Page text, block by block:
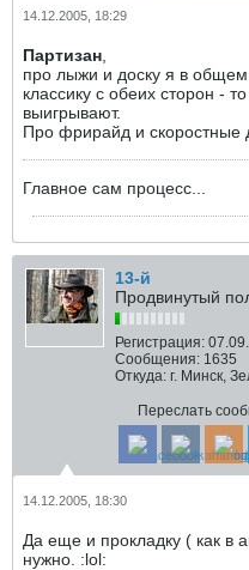
14.12.2005, 18:29
Партизан
про лыжи и доску я в
классику с обеих сторон -
выигрывают.
Про фрирайд и скоростные
Главное сам процесс...
13-й
Продвинутый
Регистрация:
Сообщения: 1635
Откуда: г. Минск,
Переслать
14.12.2005, 18:30
Да еще и прокладку ( как в
нужно. :lol: